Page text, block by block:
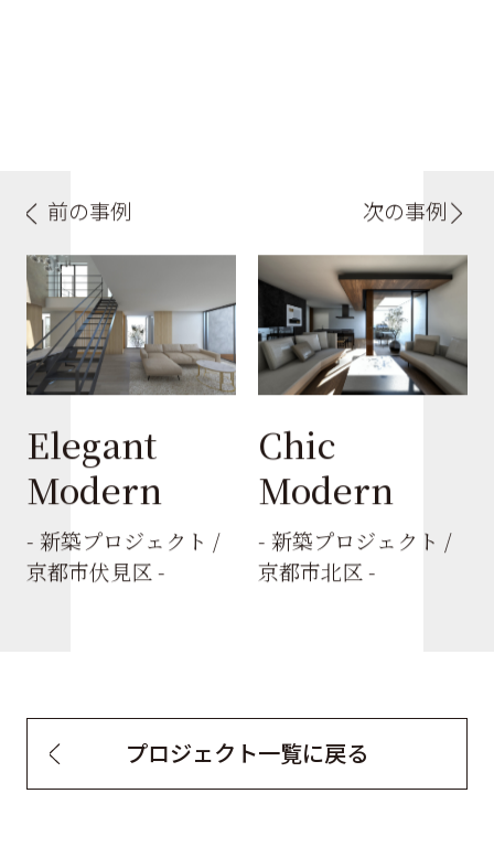
前の事例
Elegant
Modern
- 新築プロジェクト /
京都市伏見区 -
次の事例
Chic
Modern
- 新築プロジェクト /
京都市北区 -
プロジェクト一覧に戻る